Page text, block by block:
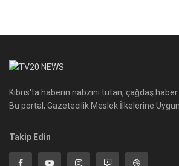
Kıbrıs'ta haberin nabzını tutan, çağdaş haber
Bu portal, Gazetecilik Meslek İlkelerine Uygun
Takip Edin